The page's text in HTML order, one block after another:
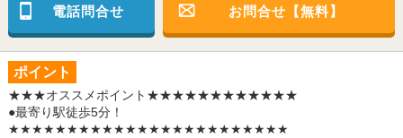
電話問合せ お問合せ【無料】
ポイント
★★★オススメポイント★★★★★★★★★★★★
●最寄り駅徒歩5分！
★★★★★★★★★★★★★★★★★★★★★★★★